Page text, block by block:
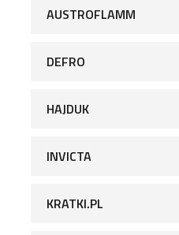
AUSTROFLAMM
DEFRO
HAJDUK
INVICTA
KRATKI.PL